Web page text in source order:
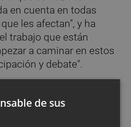
en cuenta en todas
les afectan", y ha
trabajo que están
a caminar en estos
y debate".
señalado que "en breve"
de encuentro,
y encuentros
de sus